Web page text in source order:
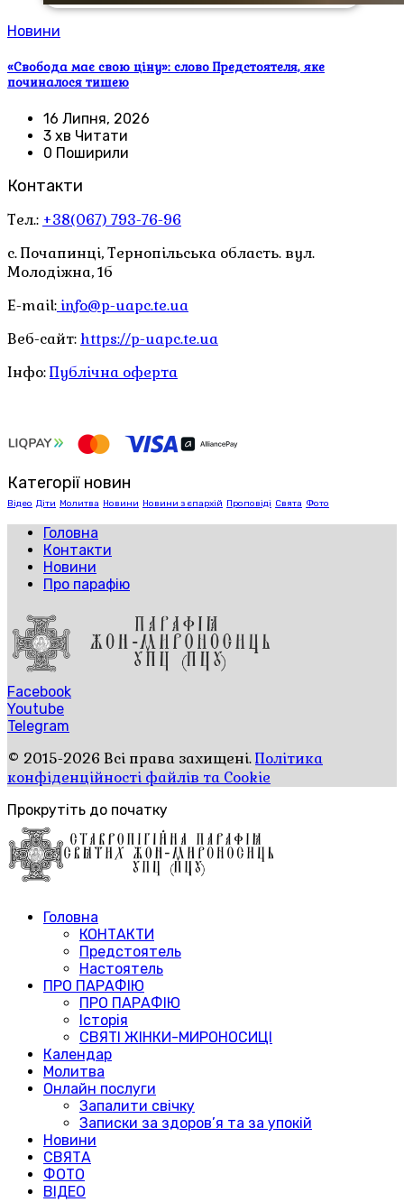
Новини
«Свобода має свою ціну»: слово Предстоятеля, яке
починалося тишею
16 Липня, 2026
3 хв Читати
0 Поширили
Контакти
Тел.: +38(067) 793-76-96
с. Почапинці, Тернопільська область. вул.
Молодіжна, 1б
E-mail: info@p-uapc.te.ua
Веб-сайт: https://p-uapc.te.ua
Інфо:Публічна оферта
Категорії новин
Відео Діти Молитва Новини Новини з єпархій Проповіді Свята Фото
Головна
Контакти
Новини
Про парафію
Facebook
Youtube
Telegram
© 2015-2026 Всі права захищені.Політика
конфіденційності файлів та Cookie
Прокрутіть до початку
Головна
КОНТАКТИ
Предстоятель
Настоятель
ПРО ПАРАФІЮ
ПРО ПАРАФІЮ
Історія
СВЯТІ ЖІНКИ-МИРОНОСИЦІ
Календар
Молитва
Онлайн послуги
Запалити свічку
Записки за здоров’я та за упокій
Новини
СВЯТА
ФОТО
ВІДЕО